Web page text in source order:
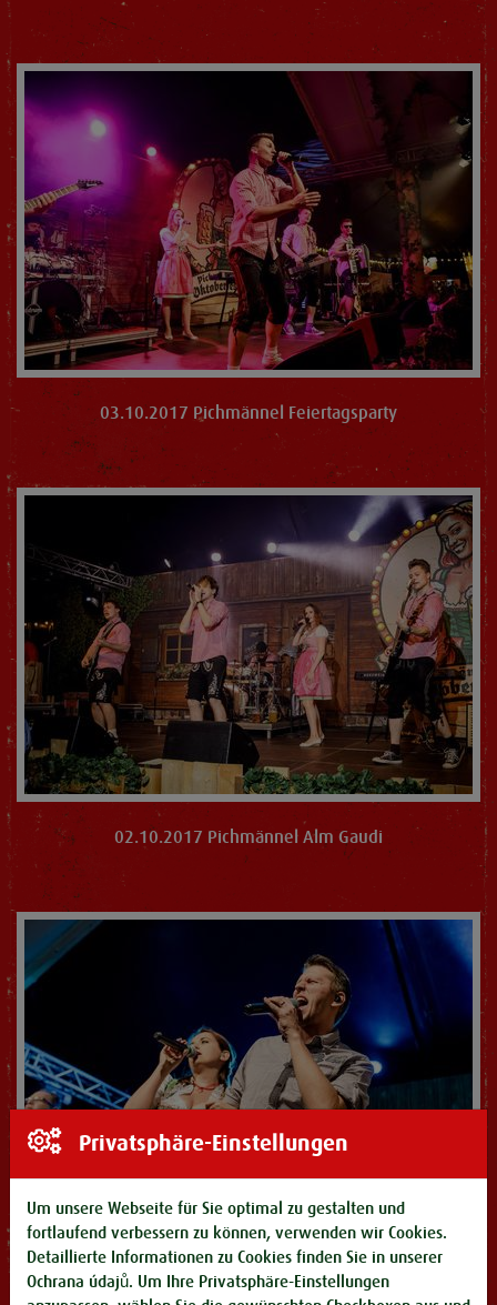
Privatsphäre-Einstellungen
Um unsere Webseite für Sie optimal zu gestalten und
fortlaufend verbessern zu können, verwenden wir Cookies.
Detaillierte Informationen zu Cookies finden Sie in unserer
Ochrana údajů. Um Ihre Privatsphäre-Einstellungen
03.10.2017 Pichmännel Feiertagsparty
02.10.2017 Pichmännel Alm Gaudi
30.09.2017 Pichmännel Almauftrieb